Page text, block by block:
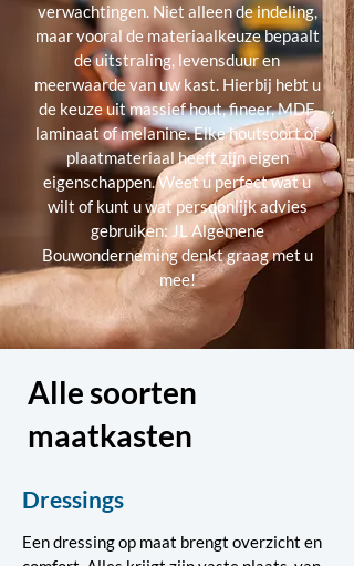
verwachtingen. Niet alleen de indeling,
maar vooral de materiaalkeuze bepaalt
de uitstraling, levensduur en
meerwaarde van uw kast. Hierbij hebt u
de keuze uit massief hout, fineer, MDF,
laminaat of melanine. Elke houtsoort of
plaatmateriaal heeft zijn eigen
eigenschappen. Weet u perfect wat u
wilt of kunt u wat persoonlijk advies
gebruiken: JL Algemene
Bouwonderneming denkt graag met u
mee!
Alle soorten
maatkasten
Dressings
Een dressing op maat brengt overzicht en